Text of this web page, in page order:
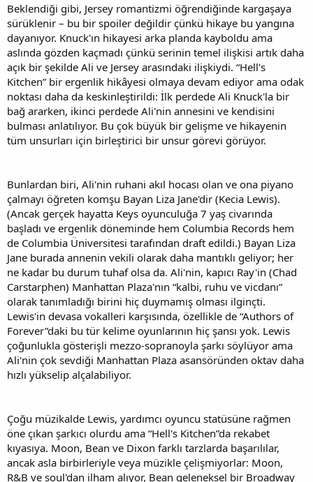
Beklendiği gibi, Jersey romantizmi öğrendiğinde kargaşaya
sürüklenir – bu bir spoiler değildir çünkü hikaye bu yangına
dayanıyor. Knuck'ın hikayesi arka planda kayboldu ama
aslında gözden kaçmadı çünkü serinin temel ilişkisi artık daha
açık bir şekilde Ali ve Jersey arasındaki ilişkiydi. “Hell's
Kitchen” bir ergenlik hikâyesi olmaya devam ediyor ama odak
noktası daha da keskinleştirildi: İlk perdede Ali Knuck'la bir
bağ ararken, ikinci perdede Ali'nin annesini ve kendisini
bulması anlatılıyor. Bu çok büyük bir gelişme ve hikayenin
tüm unsurları için birleştirici bir unsur görevi görüyor.
Bunlardan biri, Ali'nin ruhani akıl hocası olan ve ona piyano
çalmayı öğreten komşu Bayan Liza Jane'dir (Kecia Lewis).
(Ancak gerçek hayatta Keys oyunculuğa 7 yaş civarında
başladı ve ergenlik döneminde hem Columbia Records hem
de Columbia Üniversitesi tarafından draft edildi.) Bayan Liza
Jane burada annenin vekili olarak daha mantıklı geliyor; her
ne kadar bu durum tuhaf olsa da. Ali'nin, kapıcı Ray'in (Chad
Carstarphen) Manhattan Plaza'nın “kalbi, ruhu ve vicdanı”
olarak tanımladığı birini hiç duymamış olması ilginçti.
Lewis'in devasa vokalleri karşısında, özellikle de “Authors of
Forever”daki bu tür kelime oyunlarının hiç şansı yok. Lewis
çoğunlukla gösterişli mezzo-sopranoyla şarkı söylüyor ama
Ali'nin çok sevdiği Manhattan Plaza asansöründen oktav daha
hızlı yükselip alçalabiliyor.
Çoğu müzikalde Lewis, yardımcı oyuncu statüsüne rağmen
öne çıkan şarkıcı olurdu ama “Hell's Kitchen”da rekabet
kıyasıya. Moon, Bean ve Dixon farklı tarzlarda başarılılar,
ancak asla birbirleriyle veya müzikle çelişmiyorlar: Moon,
R&B ve soul'dan ilham alıyor, Bean geleneksel bir Broadway